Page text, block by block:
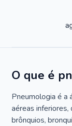
O que é
Pneumologia é a
aéreas inferiores,
brônquios,